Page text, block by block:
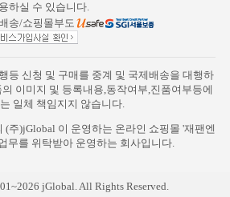
하실 수 있습니다.
송/쇼핑몰부도
등 신청 및 구매를 중계 및 국제배송을 대행하
이미지 및 등록내용,동작여부,진품여부등에
일체 책임지지 않습니다.
(주)jGlobal 이 운영하는 온라인 쇼핑몰 '재팬엔
무를 위탁받아 운영하는 회사입니다.
jGlobal. All Rights Reserved.